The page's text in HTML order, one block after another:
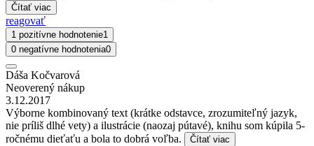
Čítať viac
reagovať
1 pozitívne hodnotenie1
0 negatívne hodnotenia0
Dáša Kočvarová
Neoverený nákup
3.12.2017
Výborne kombinovaný text (krátke odstavce, zrozumiteľný jazyk,
nie príliš dlhé vety) a ilustrácie (naozaj pútavé), knihu som kúpila 5-
ročnému dieťaťu a bola to dobrá voľba.
Čítať viac